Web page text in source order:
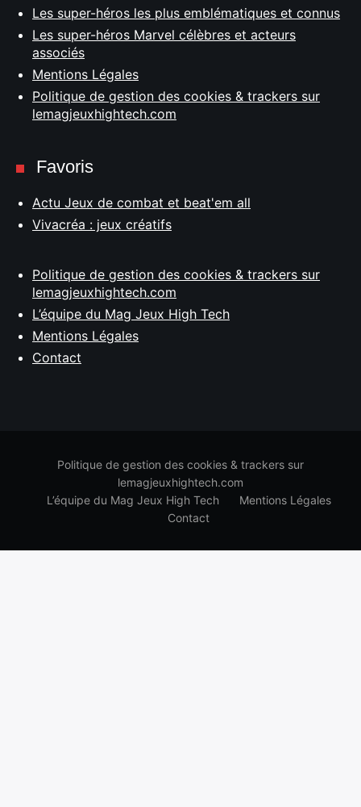
Les super-héros les plus emblématiques et connus
Les super-héros Marvel célèbres et acteurs
associés
Mentions Légales
Politique de gestion des cookies & trackers sur
lemagjeuxhightech.com
Favoris
Actu Jeux de combat et beat'em all
Vivacréa : jeux créatifs
Politique de gestion des cookies & trackers sur
lemagjeuxhightech.com
L’équipe du Mag Jeux High Tech
Mentions Légales
Contact
Politique de gestion des cookies & trackers sur
lemagjeuxhightech.com
L’équipe du Mag Jeux High Tech
Mentions Légales
Contact